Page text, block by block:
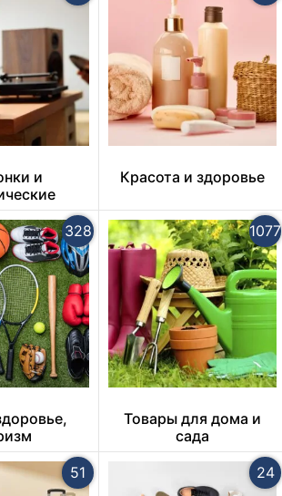
и
Красота и здоровье
328 1077
Товары для дома и
сада
51 24